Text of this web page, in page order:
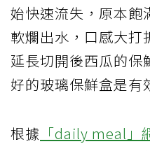
始快速流失，原本飽
軟爛出水，口感大打
延長切開後西瓜的保
好的玻璃保鮮盒是有
根據 「daily meal」